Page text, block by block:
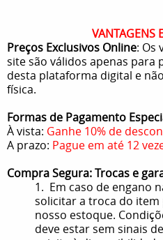
VANTAGENS
Preços Exclusivos Online: Os
site são válidos apenas para
desta plataforma digital e
física.
Formas de Pagamento
À vista: Ganhe 10% de
A prazo: Pague em até 12
Compra Segura: Trocas e
1. Em caso de engano
solicitar a troca do
nosso estoque.
deve estar sem sinais